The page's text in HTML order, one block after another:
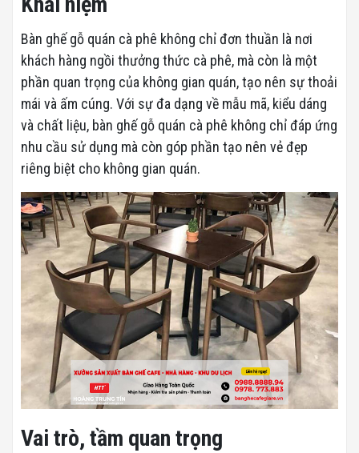
Bàn ghế gỗ quán cà phê không chỉ đơn thuần là nơi
khách hàng ngồi thưởng thức cà phê, mà còn là một
phần quan trọng của không gian quán, tạo nên sự thoải
mái và ấm cúng. Với sự đa dạng về mẫu mã, kiểu dáng
và chất liệu, bàn ghế gỗ quán cà phê không chỉ đáp ứng
nhu cầu sử dụng mà còn góp phần tạo nên vẻ đẹp
riêng biệt cho không gian quán.
Vai trò, tầm quan trọng